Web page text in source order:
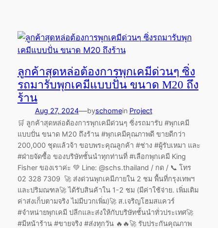
ลูกค้าสุดหล่อต้องการพุกเคมีด่วนๆ ซิ่ง
รถมารับพุกเคมีแบบปั่น ขนาด M20 ถึง
ร้าน
Aug 27, 2024—byschomein Project
🛒 ลูกค้าสุดหล่อต้องการพุกเคมีด่วนๆ ซิ่งรถมารับ #พุกเคมี
แบบปั่น ขนาด M20 ถึงร้าน #พุกเคมีคุณภาพดี ขายดีกว่า
200,000 ชุดแล้วจ้า ขอบพระคุณลูกค้า #ช่าง #ผู้รับเหมา และ
#ฝ่ายจัดซื้อ ของบริษัทชั้นนำทุกท่านที่ #เลือกพุกเคมี King
Fisher ของเราค่ะ 💚 Line: @schs.thailand / กด / 📞 โทร
02 328 7309 🚀 ส่งด่วนพุกเคมีภายใน 2 ชม พื้นที่กรุงเทพฯ
และปริมณฑล🚀 ได้รับสินค้าใน 1-2 ชม (มีค่าใช้จ่าย. เพิ่มเติม
ค่าส่งเก็บตามจริง ไม่มีบวกเพิ่ม)🚀 ส.เจริญโฮมสแควร์
#จำหน่ายพุกเคมี ปลีกและส่งให้กับบริษัทชั้นนำทั่วประเทศ🚀
#มีหน้าร้าน #ขายจริง #ส่งทุกวัน 🔥🔥🚀 รับประกันคุณภาพ